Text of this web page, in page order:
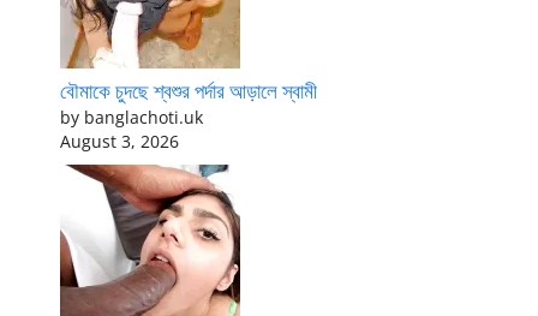
বৌমাকে চুদছে শ্বশুর পর্দার আড়ালে স্বামী
by banglachoti.uk
August 3, 2026